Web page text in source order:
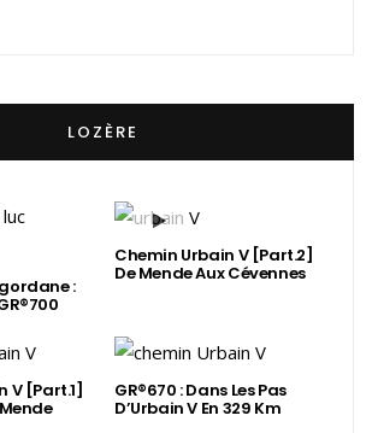
LOZÈRE
:
Chemin Urbain V [Part.2]
De Mende Aux Cévennes
V [Part.1] GR®670 : Dans Les Pas
D’Urbain V En 329 Km